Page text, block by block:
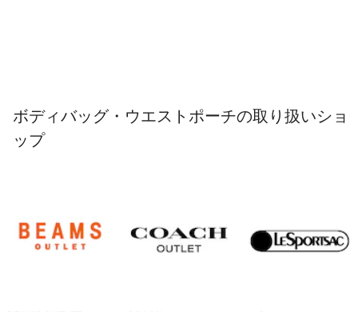
ボディバッグ・ウエストポーチの取り扱いショ
ップ